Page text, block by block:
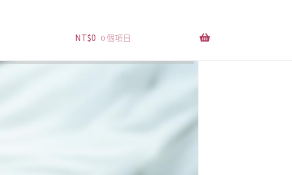
NT$0 0 個項目